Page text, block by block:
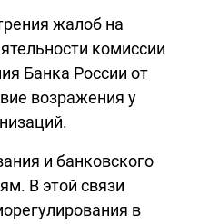
жалоб на
комиссии
Банка России от
возражения у
и банковского
В этой связи
в